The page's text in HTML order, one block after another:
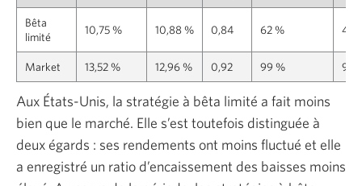
Bêta
limité
10,75 % 10,88 % 0,84 62 % 45
Market 13,52 % 12,96 % 0,92 99 % 97
Aux États-Unis, la stratégie à bêta limité a fait moins
bien que le marché. Elle s’est toutefois distinguée à
deux égards : ses rendements ont moins fluctué et elle
a enregistré un ratio d’encaissement des baisses moins